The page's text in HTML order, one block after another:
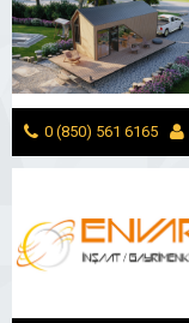
0 (850) 561 6165